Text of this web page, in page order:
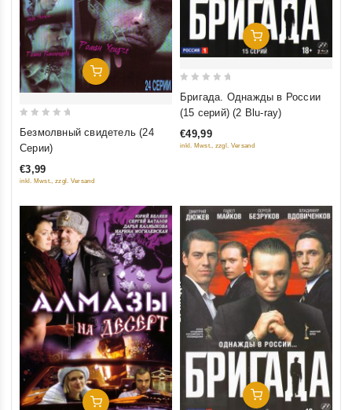
Добавить В Корзину
5
Безмолвный свидетель (24
Серии)
€3,99
inkl. Mwst., zzgl. Versand
Добавить В Корзину
out
5
Бригада. Однажды в России
(15 серий) (2 Blu-ray)
€49,99
inkl. Mwst., zzgl. Versand
Добавить В Корзину
Добавить В Корзину